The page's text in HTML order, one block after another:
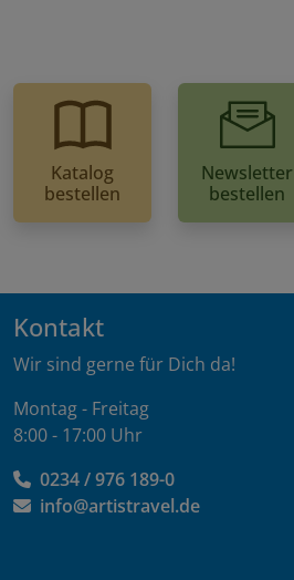
Katalog
bestellen
Newsletter
bestellen
Kontakt
Wir sind gerne für Dich da!
Montag - Freitag
8:00 - 17:00 Uhr
0234 / 976 189-0
info@artistravel.de